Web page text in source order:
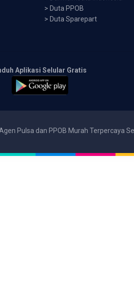
> Duta PPOB
> Duta Sparepart
Aplikasi Selular Gratis
Pulsa dan PPOB Murah Terpercaya